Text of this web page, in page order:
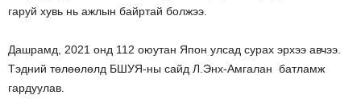
гаруй хувь нь ажлын байртай болжээ.
Дашрамд, 2021 онд 112 оюутан Япон улсад сурах эрхээ авчээ.
Тэдний төлөөлөлд БШУЯ-ны сайд Л.Энх-Амгалан батламж
гардуулав.